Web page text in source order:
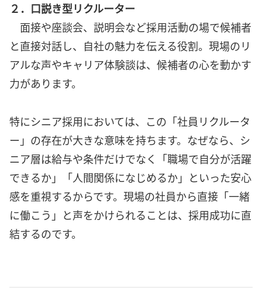
２．口説き型リクルーター
面接や座談会、説明会など採用活動の場で候補者
と直接対話し、自社の魅力を伝える役割。現場のリ
アルな声やキャリア体験談は、候補者の心を動かす
力があります。
特にシニア採用においては、この「社員リクルータ
ー」の存在が大きな意味を持ちます。なぜなら、シ
ニア層は給与や条件だけでなく「職場で自分が活躍
できるか」「人間関係になじめるか」といった安心
感を重視するからです。現場の社員から直接「一緒
に働こう」と声をかけられることは、採用成功に直
結するのです。